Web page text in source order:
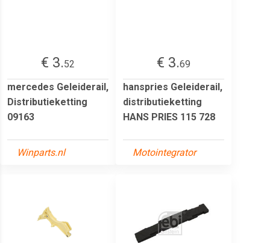
€ 3.52
mercedes Geleiderail,
Distributieketting
09163
Winparts.nl
€ 3.69
hanspries Geleiderail,
distributieketting
HANS PRIES 115 728
Motointegrator